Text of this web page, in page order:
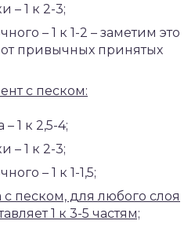
– 1 к 2-3;
– 1 к 1-2 – заметим это
от привычных принятых
с песком:
1 к 2,5-4;
– 1 к 2-3;
– 1 к 1-1,5;
песком, для любого слоя
1 к 3-5 частям;